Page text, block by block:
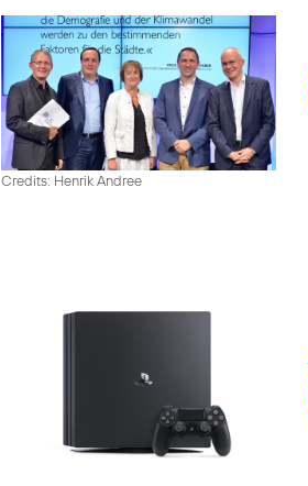
Credits: Henrik Andree